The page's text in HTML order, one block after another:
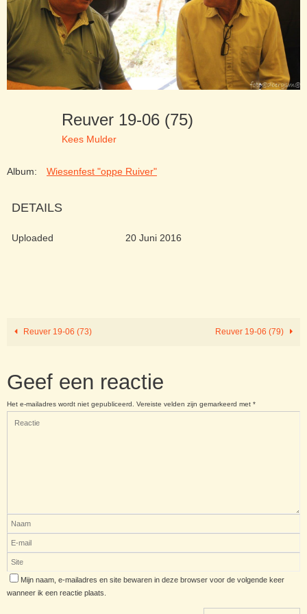
Reuver 19-06 (75)
Kees Mulder
Album: Wiesenfest "oppe Ruiver"
DETAILS
Uploaded 20 Juni 2016
Reuver 19-06 (73) Reuver 19-06 (79)
Geef een reactie
Het e-mailadres wordt niet gepubliceerd. Vereiste velden zijn gemarkeerd met *
Mijn naam, e-mailadres en site bewaren in deze browser voor de volgende keer
wanneer ik een reactie plaats.